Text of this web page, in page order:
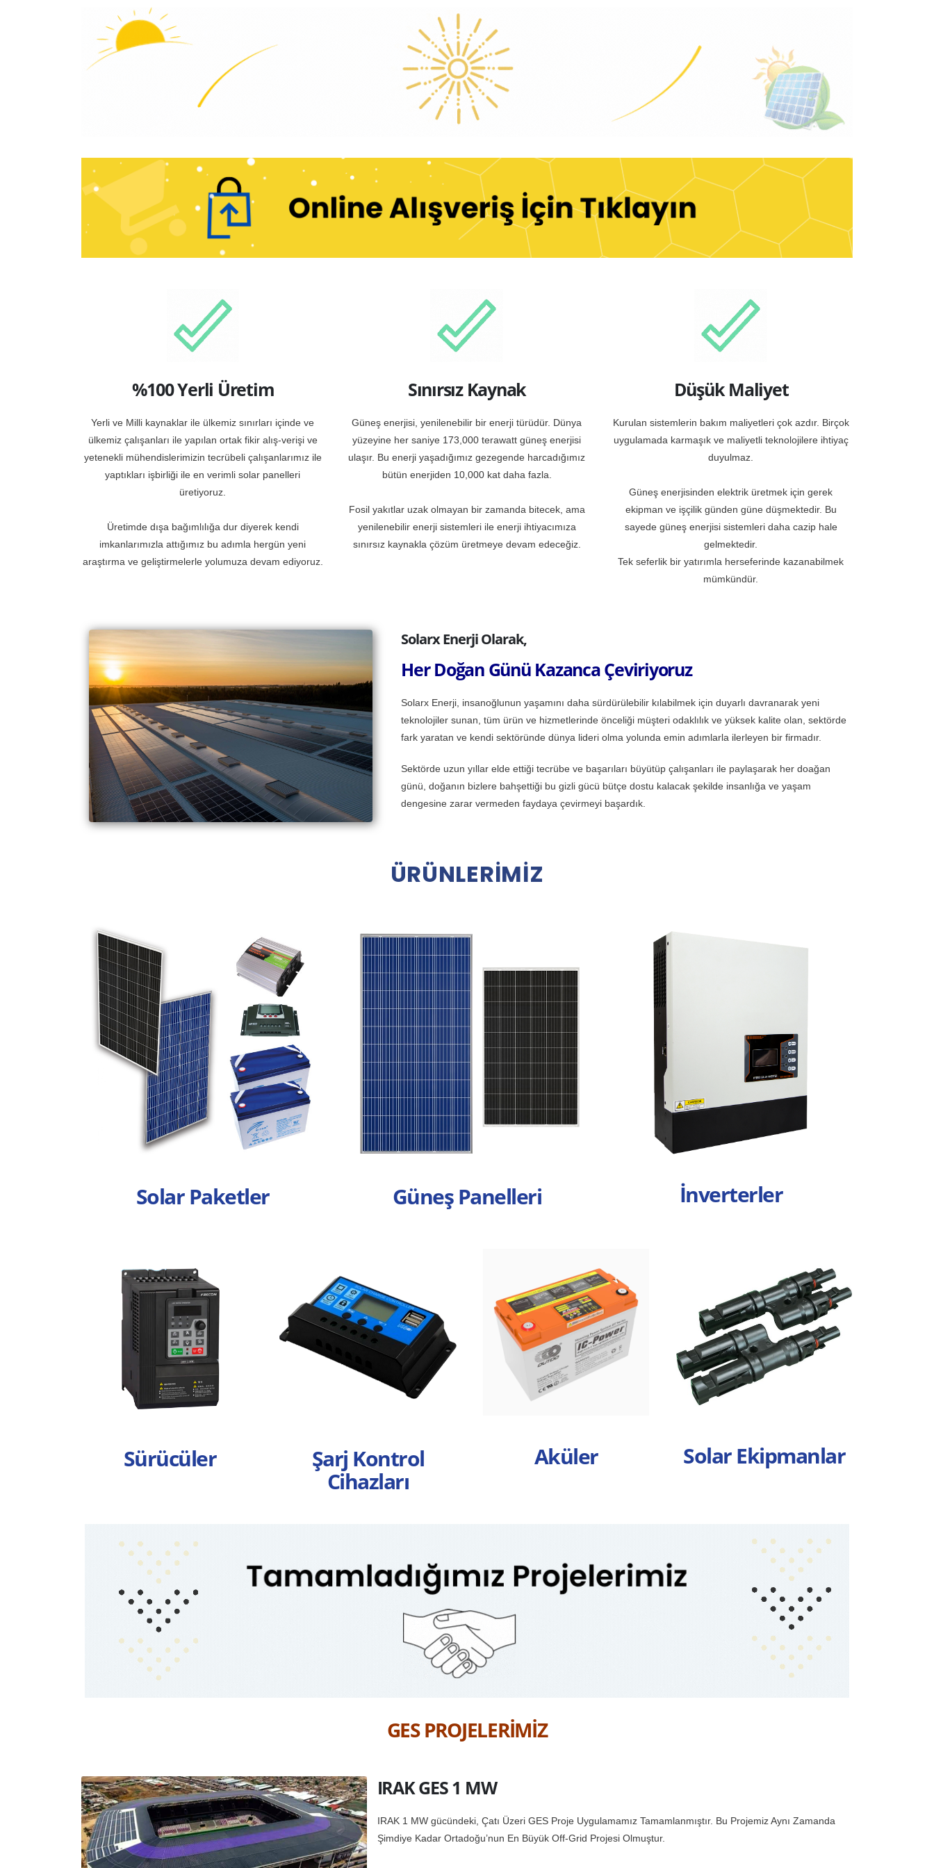
%100 Yerli Üretim
Yerli ve Milli kaynaklar ile ülkemiz sınırları içinde ve
ülkemiz çalışanları ile yapılan ortak fikir alış-verişi ve
yetenekli mühendislerimizin tecrübeli çalışanlarımız ile
yaptıkları işbirliği ile en verimli solar panelleri
üretiyoruz.
Üretimde dışa bağımlılığa dur diyerek kendi
imkanlarımızla attığımız bu adımla hergün yeni
araştırma ve geliştirmelerle yolumuza devam ediyoruz.
Sınırsız Kaynak
Güneş enerjisi, yenilenebilir bir enerji türüdür. Dünya
yüzeyine her saniye 173,000 terawatt güneş enerjisi
ulaşır. Bu enerji yaşadığımız gezegende harcadığımız
bütün enerjiden 10,000 kat daha fazla.
Fosil yakıtlar uzak olmayan bir zamanda bitecek, ama
yenilenebilir enerji sistemleri ile enerji ihtiyacımıza
sınırsız kaynakla çözüm üretmeye devam edeceğiz.
Düşük Maliyet
Kurulan sistemlerin bakım maliyetleri çok azdır. Birçok
uygulamada karmaşık ve maliyetli teknolojilere ihtiyaç
duyulmaz.
Güneş enerjisinden elektrik üretmek için gerek
ekipman ve işçilik günden güne düşmektedir. Bu
sayede güneş enerjisi sistemleri daha cazip hale
gelmektedir.
Tek seferlik bir yatırımla herseferinde kazanabilmek
mümkündür.
Solarx Enerji Olarak,
Her Doğan Günü Kazanca Çeviriyoruz
Solarx Enerji, insanoğlunun yaşamını daha sürdürülebilir kılabilmek için duyarlı davranarak yeni
teknolojiler sunan, tüm ürün ve hizmetlerinde önceliği müşteri odaklılık ve yüksek kalite olan, sektörde
fark yaratan ve kendi sektöründe dünya lideri olma yolunda emin adımlarla ilerleyen bir firmadır.
Sektörde uzun yıllar elde ettiği tecrübe ve başarıları büyütüp çalışanları ile paylaşarak her doağan
günü, doğanın bizlere bahşettiği bu gizli gücü bütçe dostu kalacak şekilde insanlığa ve yaşam
dengesine zarar vermeden faydaya çevirmeyi başardık.
ÜRÜNLERİMİZ
Solar Paketler Güneş Panelleri İnverterler
Sürücüler
Şarj Kontrol
Cihazları
Aküler Solar Ekipmanlar
GES PROJELERİMİZ
IRAK GES 1 MW
IRAK 1 MW gücündeki, Çatı Üzeri GES Proje Uygulamamız Tamamlanmıştır. Bu Projemiz Aynı Zamanda
Şimdiye Kadar Ortadoğu’nun En Büyük Off-Grid Projesi Olmuştur.